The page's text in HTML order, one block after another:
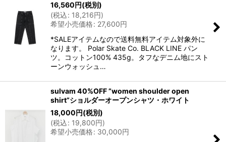
16,560円(税別)
(税込: 18,216円)
希望小売価格: 27,600円
*SALEアイテムなので送料無料アイテム対象外に
なります。 Polar Skate Co. BLACK LINE パン
ツ。コットン100% 435g。タフなデニム地にスト
ーンウォッシュ…
sulvam 40%OFF ”women shoulder open
shirt”ショルダーオープンシャツ・ホワイト
18,000円(税別)
(税込: 19,800円)
希望小売価格: 30,000円